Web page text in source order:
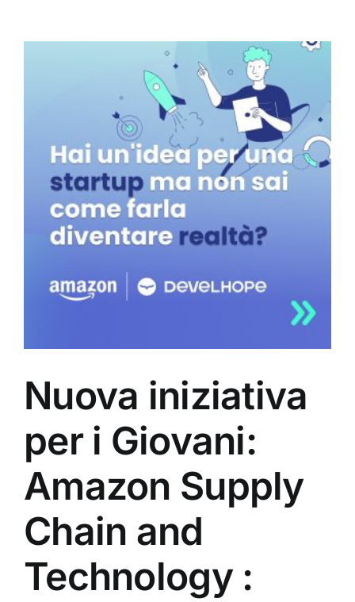
Nuova iniziativa
per i Giovani:
Amazon Supply
Chain and
Technology :